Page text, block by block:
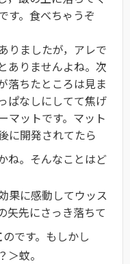
す。食べちゃうぞ
りましたが，アレで
ありませんよね。次
落ちたところは見ま
ぱなしにしてて焦げ
マットです。マット
に開発されてたら
ね。そんなことはど
果に感動してウッス
矢先にさっき落ちて
のです。もしかし
蚊。